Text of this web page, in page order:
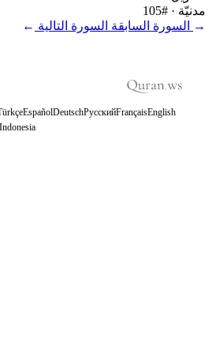
مدنيّة · #105
←
السورة السابقة السورة التالية →
English
Français
Русский
Deutsch
Español